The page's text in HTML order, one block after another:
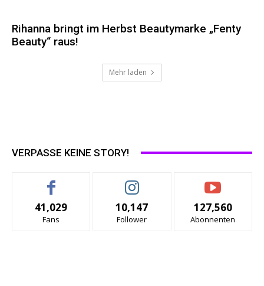
Rihanna bringt im Herbst Beautymarke „Fenty
Beauty“ raus!
Mehr laden
VERPASSE KEINE STORY!
41,029
Fans
10,147
Follower
127,560
Abonnenten